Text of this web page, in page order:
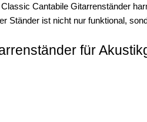
Cantabile Gitarrenständer
Ständer ist nicht nur funktional,
für